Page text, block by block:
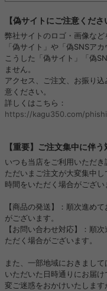
【偽サイトにご注意くださ
弊社サイトのロゴ・画像な
「偽サイト」や「偽SNSア
こうした「偽サイト」「偽
ません。
アクセス、ご注文、お振り
意ください。
詳しくはこちら：
https://kagu350.com/
【重要】ご注文集中に伴
いつも当店をご利用いただき
ただいまご注文が大変集中
時間をいただく場合がござい
【商品の発送】：順次進め
がございます。
【お問い合わせ対応】：順
ただく場合がございます。
また、一部地域におきまし
いただいた日時通りにお届
変ご迷惑をおかけいたしま